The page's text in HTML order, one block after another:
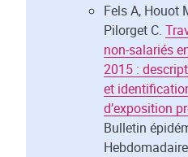
Fels A, Houot
Pilorget C.
non-salariés
2015 :
et
d’exposition
Bulletin